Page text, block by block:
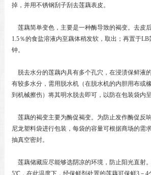
掉，并用不锈钢刮子刮去莲藕表皮。
莲藕简单变色，主要是一种酶导致的褐变。去皮
1.5％的食盐溶液内至藕体稍发软，取出；再置于
钟。
脱去水分的莲藕内具有多个孔穴，在浸渍保鲜液
有较多水分，需用脱水机（在脱水机的内胆用布或
到机械擦伤）将其明水脱去即可，以防在包装袋内呈
莲藕的褐变主要为酶促褐变。为防止发作酶促反
尼龙塑料袋进行包装，每袋的容量可根据商场的需
抽真空密封。
莲藕储藏应尽能够选阴凉的环境，防止阳光直射
5℃，在此温度下，经保鲜剂处置的莲藕可保鲜3－4